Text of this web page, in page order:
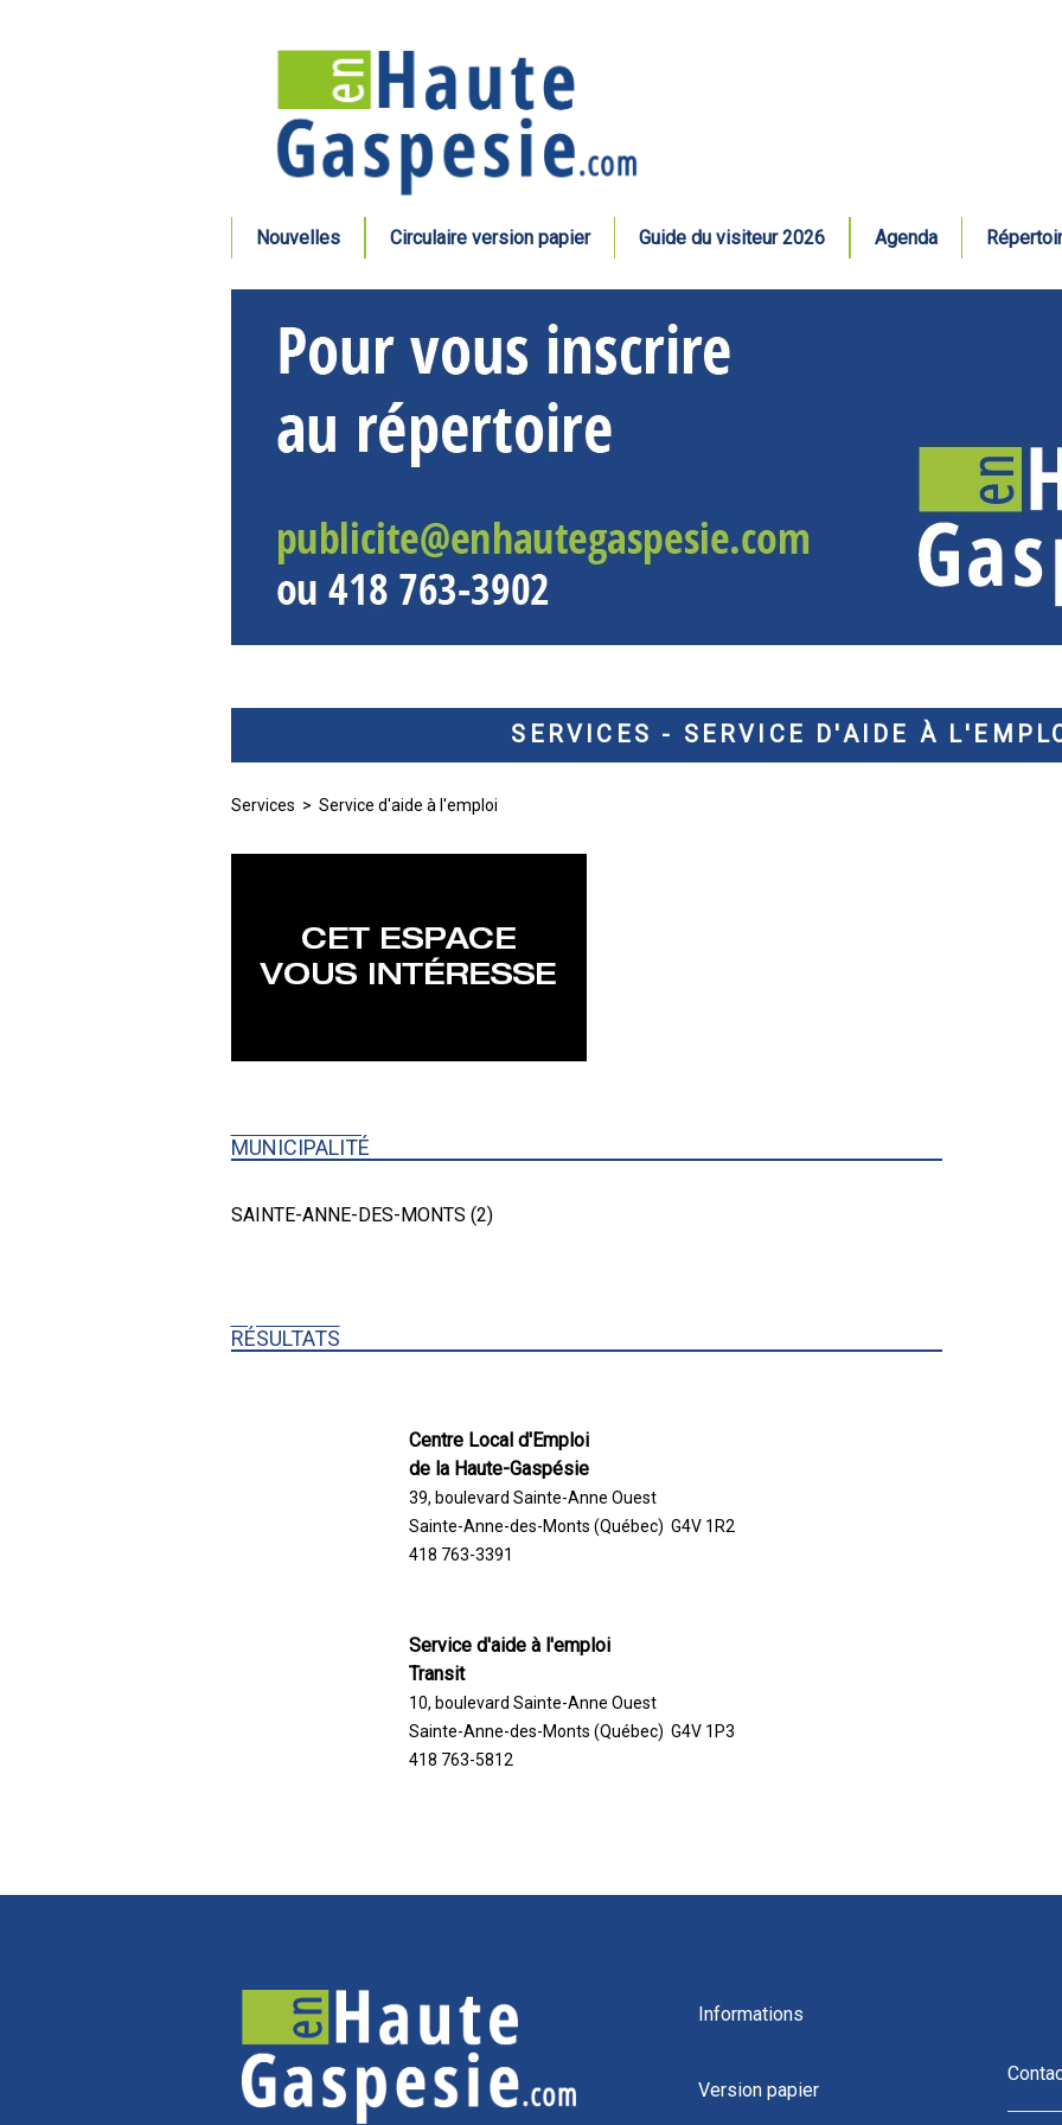
Nouvelles Circulaire version papier Guide du visiteur 2026 Agenda
SERVICES - SERVICE D'AIDE À
Services > Service d'aide à l'emploi
MUNICIPALITÉ
SAINTE-ANNE-DES-MONTS (2)
RÉSULTATS
Centre Local d'Emploi
de la Haute-Gaspésie
39, boulevard Sainte-Anne Ouest
Sainte-Anne-des-Monts (Québec) G4V 1R2
418 763-3391
Service d'aide à l'emploi
Transit
10, boulevard Sainte-Anne Ouest
Sainte-Anne-des-Monts (Québec) G4V 1P3
418 763-5812
Informations
Version papier